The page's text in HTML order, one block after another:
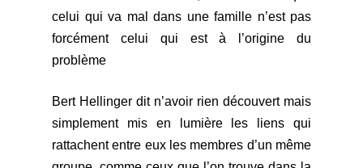
celui qui va mal dans une famille n’est pas
forcément celui qui est à l’origine du
problème
Bert Hellinger dit n’avoir rien découvert mais
simplement mis en lumière les liens qui
rattachent entre eux les membres d’un même